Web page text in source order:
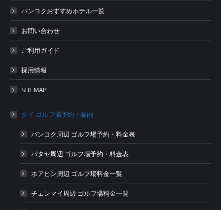
バンコクおすすめホテル一覧
お問い合わせ
ご利用ガイド
採用情報
SITEMAP
タイ ゴルフ場予約・案内
バンコク周辺 ゴルフ場予約・料金表
パタヤ周辺 ゴルフ場予約・料金表
ホアヒン周辺 ゴルフ場料金一覧
チェンマイ周辺 ゴルフ場料金一覧